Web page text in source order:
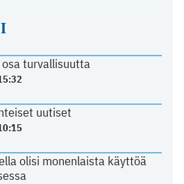
osa turvallisuutta
uutiset
olisi monenlaista käyttöä